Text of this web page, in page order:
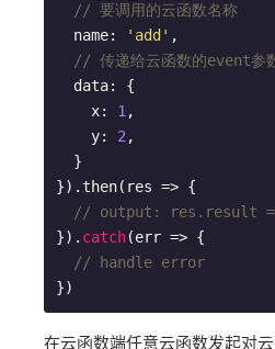
// 要调用的云函数名称
  name:
'add' ,
// 传递给云函数的event参
    x:
1 ,
    y:
2 ,
}).then(res => {
// output: res.result
}). catch(err => {
// handle error
在云函数端任意云函数发起对